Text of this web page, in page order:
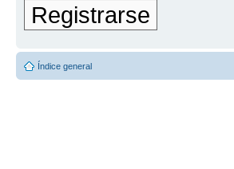
Registrarse
Índice general